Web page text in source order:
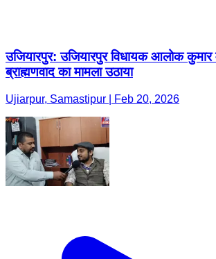
उजियारपुर: उजियारपुर विधायक आलोक
ब्राह्मणवाद का मामला उठाया
Ujiarpur, Samastipur | Feb 20, 2026